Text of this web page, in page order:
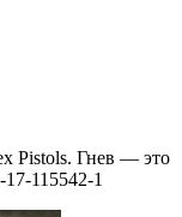
Pistols. Гнев — это
115542-1